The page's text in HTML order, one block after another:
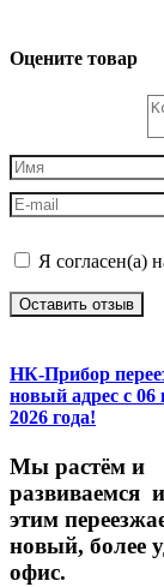
Оцените товар
Я согласен(а)
Оставить отзыв
НК-Прибор
новый адрес с
2026 года!
Мы растём и
развиваемся и
этим
новый, более
офис.